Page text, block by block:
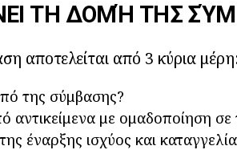
ΤΗ ΔΟΜΉ ΤΗΣ
αποτελείται από 3 κύρια μέρη:
της σύμβασης?
αντικείμενα με ομαδοποίηση
έναρξης ισχύος και